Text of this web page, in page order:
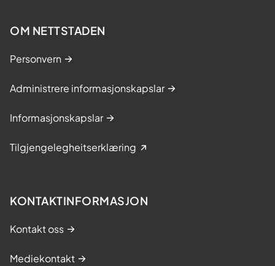
OM NETTSTADEN
Personvern
Administrere informasjonskapslar
Informasjonskapslar
Tilgjengelegheitserklæring
KONTAKTINFORMASJON
Kontakt oss
Mediekontakt